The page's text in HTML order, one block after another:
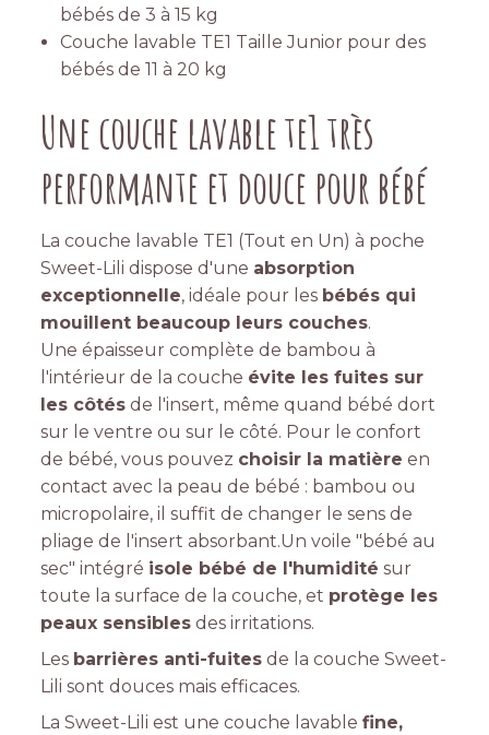
bébés de 3 à 15 kg
Couche lavable TE1 Taille Junior pour des
bébés de 11 à 20 kg
Une couche lavable te1 très
performante et douce pour bébé
La couche lavable TE1 (Tout en Un) à poche
Sweet-Lili dispose d'une absorption
exceptionnelle, idéale pour les bébés qui
mouillent beaucoup leurs couches.
Une épaisseur complète de bambou à
l'intérieur de la couche évite les fuites sur
les côtés de l'insert, même quand bébé dort
sur le ventre ou sur le côté. Pour le confort
de bébé, vous pouvez choisir la matière en
contact avec la peau de bébé : bambou ou
micropolaire, il suffit de changer le sens de
pliage de l'insert absorbant.Un voile "bébé au
sec" intégré isole bébé de l'humidité sur
toute la surface de la couche, et protège les
peaux sensibles des irritations.
Les barrières anti-fuites de la couche Sweet-
Lili sont douces mais efficaces.
La Sweet-Lili est une couche lavablefine,